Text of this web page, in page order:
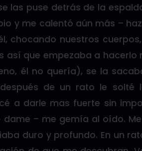
las puse detrás de la
y me calentó aún más –
chocando nuestros
así que empezaba a
él no quería), se la
de un rato le solté
a darle mas fuerte sin
dame – me gemía al oído.
duro y profundo. En un